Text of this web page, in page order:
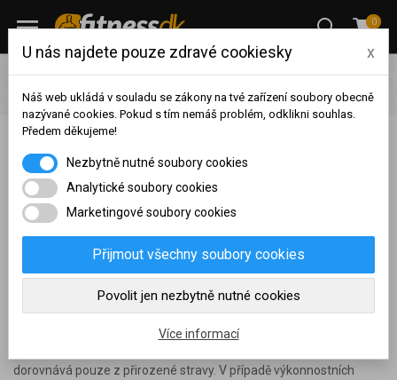
0
Blog Radíme s výběrem
Co se stane s vaším tělem, když
bude mít nedostatek zinku
Co se stane s vaším tělem, když bude mít
nedostatek zinku
Publikováno:27.01.2021,Naposledy aktualizováno:
Zinek je označován jako nejvíce deficitní stopový prvek u
hodinách v posilovně vypadáš, jako by si právě vylezl ze sprchy? V
tu chvíli si společně s potem z organismu
dorovnává pouze z přirozené stravy. V případě výkonnostních
dosaženého obratu za
sledované období, byl váš
účet přeřazen do jiné
skupiny:
U nás najdete pouze zdravé cookiesky x
Náš web ukládá v souladu se zákony na tvé zařízení soubory obecně
nazývané cookies. Pokud s tím nemáš problém, odklikni souhlas.
Předem děkujeme!
Nezbytně nutné soubory cookies
Analytické soubory cookies
Marketingové soubory cookies
Přijmout všechny soubory cookies
Povolit jen nezbytně nutné cookies
Více informací